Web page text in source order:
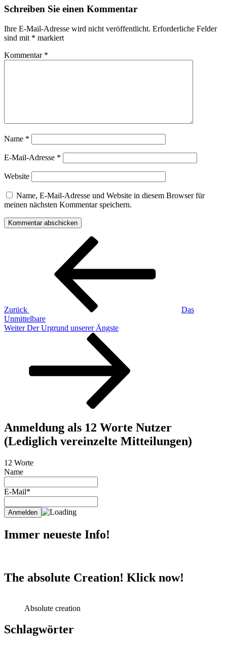
Schreiben Sie einen Kommentar
Ihre E-Mail-Adresse wird nicht veröffentlicht. Erforderliche Felder
sind mit * markiert
Kommentar *
Name *
E-Mail-Adresse *
Website
Name, E-Mail-Adresse und Website in diesem Browser für
meinen nächsten Kommentar speichern.
Beitragsnavigation
Zurück
Das
Unmittelbare
Nächster
Weiter Der Urgrund unserer Ängste
Anmeldung als 12 Worte Nutzer
(Lediglich vereinzelte Mitteilungen)
12 Worte
Name
E-Mail*
Immer neueste Info!
The absolute Creation! Klick now!
Absolute creation
Schlagwörter